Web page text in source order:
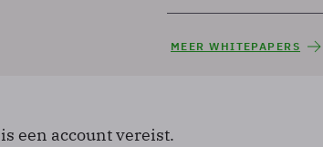
MEER WHITEPAPERS
een account vereist.